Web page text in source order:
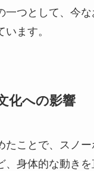
一つとして、今
ます。
化への影響
たことで、スノ
、身体的な動き